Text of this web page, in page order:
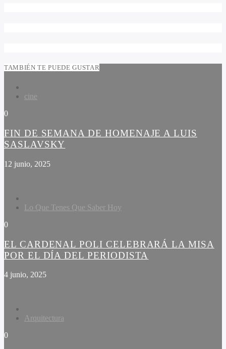
TAMBIÉN TE PUEDE GUSTAR
cine
0
FIN DE SEMANA DE HOMENAJE A LUIS
SASLAVSKY
12 junio, 2025
Lo Que Tenes Que Saber Hoy
0
EL CARDENAL POLI CELEBRARÁ LA MISA
POR EL DÍA DEL PERIODISTA
4 junio, 2025
Arquitectura
0